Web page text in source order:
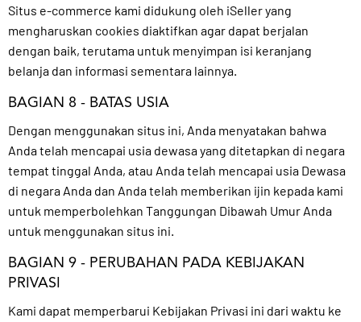
Situs e-commerce kami didukung oleh iSeller yang
mengharuskan cookies diaktifkan agar dapat berjalan
dengan baik, terutama untuk menyimpan isi keranjang
belanja dan informasi sementara lainnya.
BAGIAN 8 - BATAS USIA
Dengan menggunakan situs ini, Anda menyatakan bahwa
Anda telah mencapai usia dewasa yang ditetapkan di negara
tempat tinggal Anda, atau Anda telah mencapai usia Dewasa
di negara Anda dan Anda telah memberikan ijin kepada kami
untuk memperbolehkan Tanggungan Dibawah Umur Anda
untuk menggunakan situs ini.
BAGIAN 9 - PERUBAHAN PADA KEBIJAKAN
PRIVASI
Kami dapat memperbarui Kebijakan Privasi ini dari waktu ke